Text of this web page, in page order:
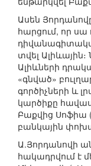
Ասեն
հարցում, որ
տվել
Ալիևների
«գնված»
գործիչների և
կարծիքը
Բաքվից Սոֆիա
բանկային
Ա.Յորդանովի
հակադրվում է